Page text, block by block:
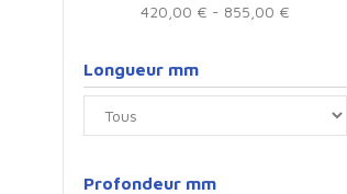
420,00 € - 855,00 €
Longueur mm
Profondeur mm